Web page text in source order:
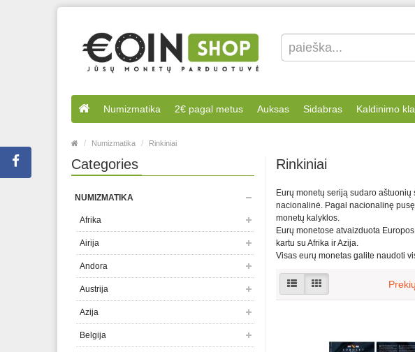
Numizmatika 2€ pagal metus Auksas Sidabras Kaldinimo
Numizmatika Rinkiniai
Categories
NUMIZMATIKA
Afrika
Airija
Andora
Austrija
Azija
Belgija
Rinkiniai
Eurų monetų seriją sudaro
nacionalinė. Pagal nacionalinę
monetų kalyklos.
Eurų monetose atvaizduota
kartu su Afrika ir Azija.
Visas eurų monetas galite naudoti